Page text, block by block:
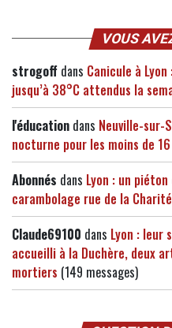
VOUS
strogoff dans Canicule à
jusqu’à 38°C attendus la
l'éducation dans Neuville-sur-
nocturne pour les moins de
Abonnés dans Lyon : un
carambolage rue de la Charité
Claude69100 dans Lyon : leur
accueilli à la Duchère, deux
mortiers (149 messages)